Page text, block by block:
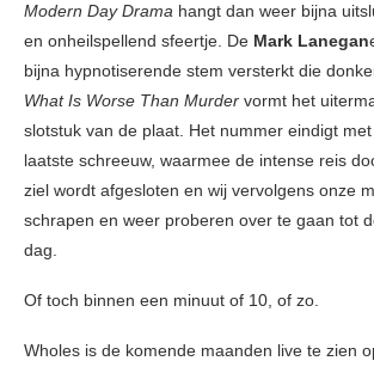
Modern Day Drama hangt dan weer bijna
en onheilspellend sfeertje. De Mark Lanegan
bijna hypnotiserende stem versterkt die
What Is Worse Than Murder vormt het
slotstuk van de plaat. Het nummer eindigt
laatste schreeuw, waarmee de intense reis
ziel wordt afgesloten en wij vervolgens onze
schrapen en weer proberen over te gaan tot
dag.
Of toch binnen een minuut of 10, of zo.
Wholes is de komende maanden live te zien